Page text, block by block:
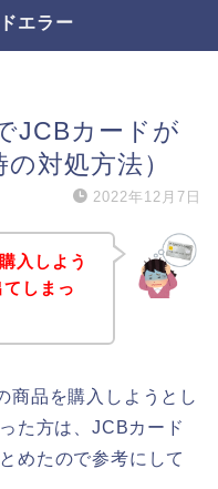
エラー
JCBカードが
対処方法）
2022年12月7日
入しよう
しまっ
商品を購入しようとし
た方は、JCBカード
めたので参考にして